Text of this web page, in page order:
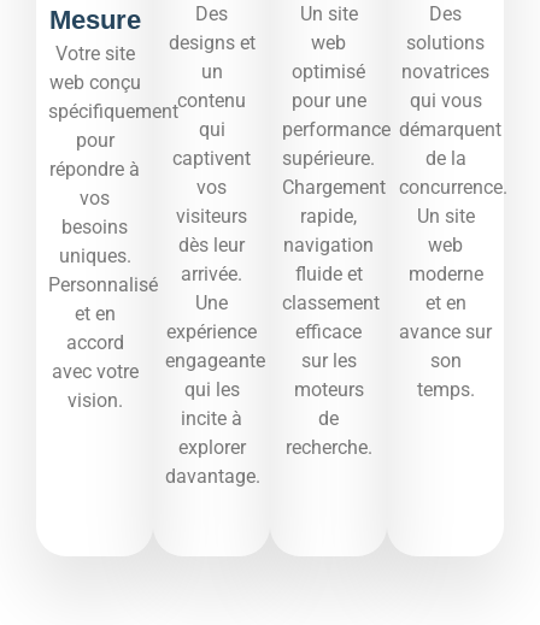
Mesure
Votre site
web conçu
spécifiquement
pour
répondre à
vos
besoins
uniques.
Personnalisé
et en
accord
avec votre
vision.
Des
designs et
un
contenu
qui
captivent
vos
visiteurs
dès leur
arrivée.
Une
expérience
engageante
qui les
incite à
explorer
davantage.​
Un site
web
optimisé
pour une
performance
supérieure.
Chargement
rapide,
navigation
fluide et
classement
efficace
sur les
moteurs
de
recherche.​
Des
solutions
novatrices
qui vous
démarquent
de la
concurrence.
Un site
web
moderne
et en
avance sur
son
temps.​